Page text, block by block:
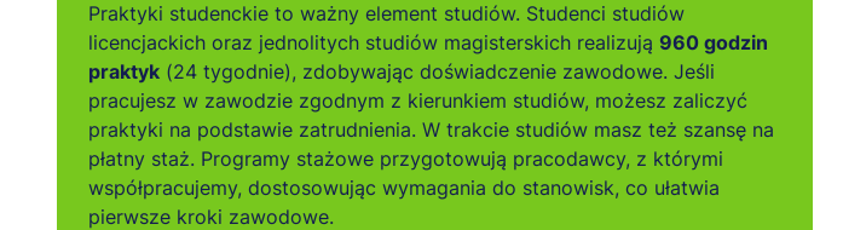
Praktyki studenckie to ważny element studiów. Studenci studiów
licencjackich oraz jednolitych studiów magisterskich realizują 960 godzin
praktyk (24 tygodnie), zdobywając doświadczenie zawodowe. Jeśli
pracujesz w zawodzie zgodnym z kierunkiem studiów, możesz zaliczyć
praktyki na podstawie zatrudnienia. W trakcie studiów masz też szansę na
płatny staż. Programy stażowe przygotowują pracodawcy, z którymi
współpracujemy, dostosowując wymagania do stanowisk, co ułatwia
pierwsze kroki zawodowe.